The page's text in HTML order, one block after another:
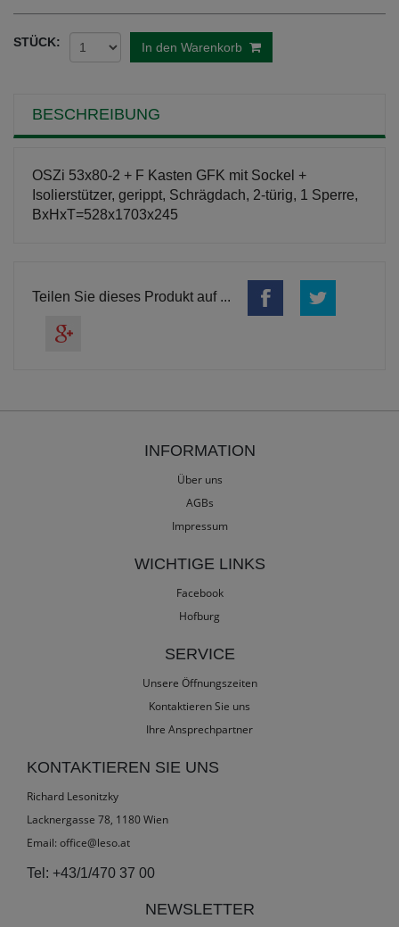
STÜCK: In den Warenkorb
BESCHREIBUNG
OSZi 53x80-2 + F Kasten GFK mit Sockel +
Isolierstützer, gerippt, Schrägdach, 2-türig, 1 Sperre,
BxHxT=528x1703x245
Teilen Sie dieses Produkt auf ...
INFORMATION
Über uns
AGBs
Impressum
WICHTIGE LINKS
Facebook
Hofburg
SERVICE
Unsere Öffnungszeiten
Kontaktieren Sie uns
Ihre Ansprechpartner
KONTAKTIEREN SIE UNS
Richard Lesonitzky
Lacknergasse 78, 1180 Wien
Email: office@leso.at
Tel: +43/1/470 37 00
NEWSLETTER